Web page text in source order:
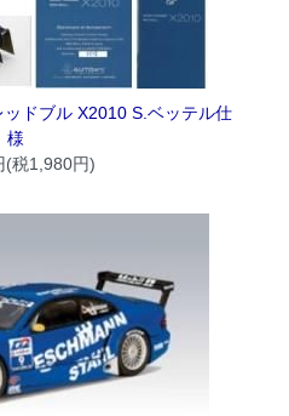
ドブル X2010 S.ベッテル仕
様
(税1,980円)